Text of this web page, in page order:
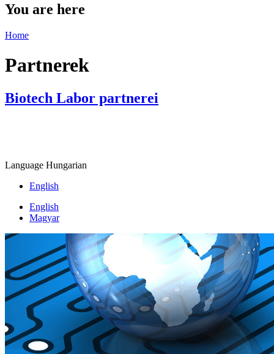
You are here
Home
Partnerek
Biotech Labor partnerei
Language Hungarian
English
English
Magyar